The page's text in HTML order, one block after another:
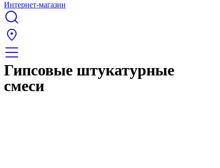
Интернет-магазин
Гипсовые штукатурные
смеси